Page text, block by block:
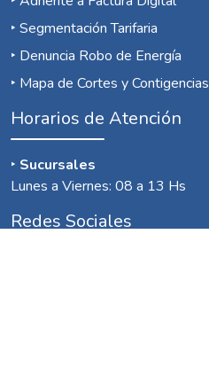
‣ Segmentación Tarifaria
‣ Denuncia Robo de Energía
‣ Mapa de Cortes y Contigencias
Horarios de Atención
‣ Sucursales
Lunes a Viernes: 08 a 13 Hs
Redes Sociales